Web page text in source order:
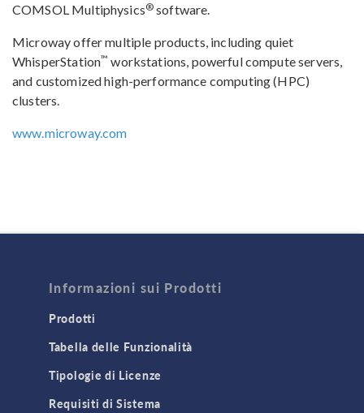
COMSOL Multiphysics® software.
Microway offer multiple products, including quiet
WhisperStation™ workstations, powerful compute servers,
and customized high-performance computing (HPC)
clusters.
www.microway.com
Informazioni sui Prodotti
Prodotti
Tabella delle Funzionalità
Tipologie di Licenze
Requisiti di Sistema